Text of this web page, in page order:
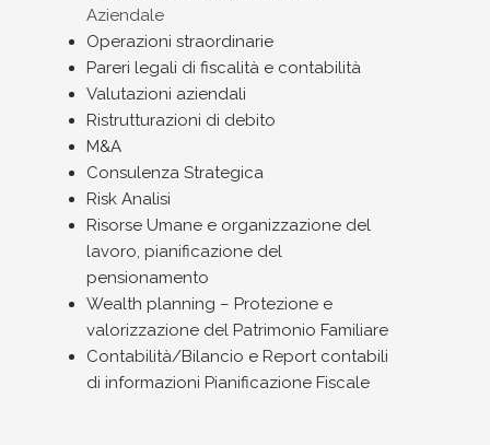
Aziendale
Operazioni straordinarie
Pareri legali di fiscalità e contabilità
Valutazioni aziendali
Ristrutturazioni di debito
M&A
Consulenza Strategica
Risk Analisi
Risorse Umane e organizzazione del
lavoro, pianificazione del
pensionamento
Wealth planning – Protezione e
valorizzazione del Patrimonio Familiare
Contabilità/Bilancio e Report contabili
di informazioni Pianificazione Fiscale